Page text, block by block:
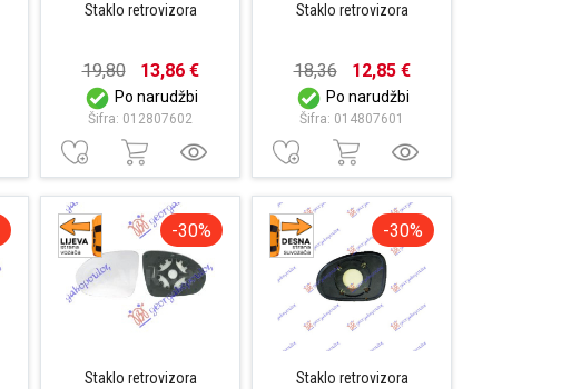
Staklo retrovizora
19,80 13,86 €
Po narudžbi
Šifra: 012807602
Staklo retrovizora
18,36 12,85 €
Po narudžbi
Šifra: 014807601
-30%
Staklo retrovizora
-30%
Staklo retrovizora